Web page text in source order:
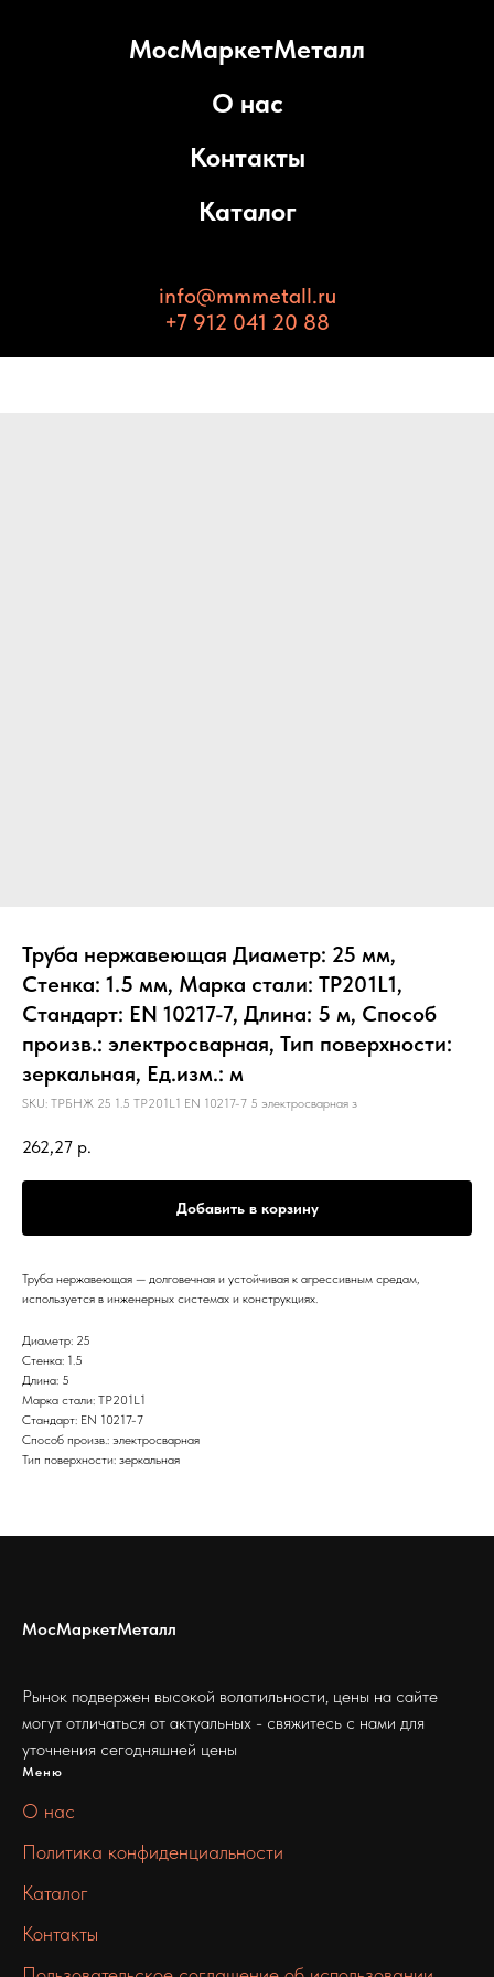
МосМаркетМеталл
О нас
Контакты
Каталог
info@mmmetall.ru
+7 912 041 20 88
Труба нержавеющая Диаметр: 25 мм,
Стенка: 1.5 мм, Марка стали: TP201L1,
Стандарт: EN 10217-7, Длина: 5 м, Способ
произв.: электросварная, Тип поверхности:
зеркальная, Ед.изм.: м
SKU: ТРБНЖ 25 1.5 TP201L1 EN 10217-7 5 электросварная з
262,27 р.
Добавить в корзину
Труба нержавеющая — долговечная и устойчивая к агрессивным средам,
используется в инженерных системах и конструкциях.
Диаметр: 25
Стенка: 1.5
Длина: 5
Марка стали: TP201L1
Стандарт: EN 10217-7
Способ произв.: электросварная
Тип поверхности: зеркальная
МосМаркетМеталл
Рынок подвержен высокой волатильности, цены на сайте
могут отличаться от актуальных - свяжитесь с нами для
уточнения сегодняшней цены
Меню
О нас
Политика конфиденциальности
Каталог
Контакты